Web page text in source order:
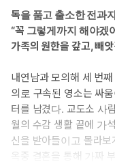
독을 품고 출소한 전과
“꼭 그렇게까지 해야겠
가족의 원한을 갚고, 빼
내연남과 모의해 세 번
의로 구속된 영소는 싸
터를 남겼다. 교도소 사
월의 수감 생활 끝에 가
신을 받아들이고 몰라
옥중 결혼을 통해 가짜